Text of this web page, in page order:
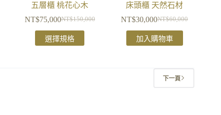
五層櫃 桃花心木
NT$150,000
NT$75,000
選擇規格
床頭櫃 天然石材
NT$60,000
NT$30,000
加入購物車
下一頁